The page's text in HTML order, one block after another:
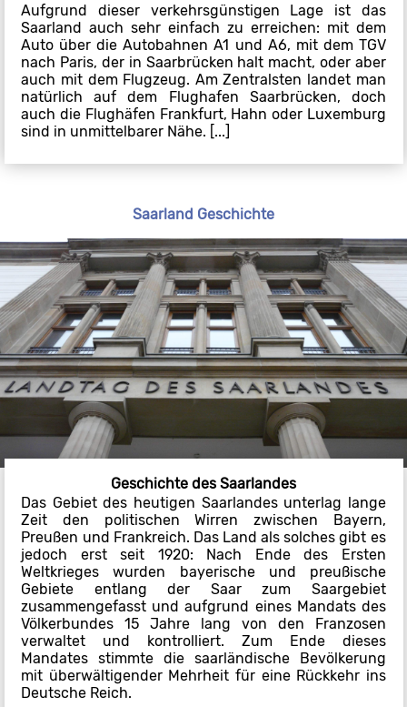
Aufgrund dieser verkehrsgünstigen Lage ist das
Saarland auch sehr einfach zu erreichen: mit dem
Auto über die Autobahnen A1 und A6, mit dem TGV
nach Paris, der in Saarbrücken halt macht, oder aber
auch mit dem Flugzeug. Am Zentralsten landet man
natürlich auf dem Flughafen Saarbrücken, doch
auch die Flughäfen Frankfurt, Hahn oder Luxemburg
sind in unmittelbarer Nähe. [...]
Saarland Geschichte
Geschichte des Saarlandes
Das Gebiet des heutigen Saarlandes unterlag lange
Zeit den politischen Wirren zwischen Bayern,
Preußen und Frankreich. Das Land als solches gibt es
jedoch erst seit 1920: Nach Ende des Ersten
Weltkrieges wurden bayerische und preußische
Gebiete entlang der Saar zum Saargebiet
zusammengefasst und aufgrund eines Mandats des
Völkerbundes 15 Jahre lang von den Franzosen
verwaltet und kontrolliert. Zum Ende dieses
Mandates stimmte die saarländische Bevölkerung
mit überwältigender Mehrheit für eine Rückkehr ins
Deutsche Reich.